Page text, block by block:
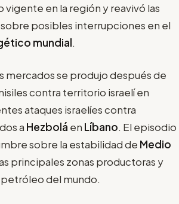
vigente en la región y reavivó las
posibles interrupciones en el
mundial.
mercados se produjo después de
contra territorio israelí en
ataques israelíes contra
a Hezbolá en Líbano. El episodio
sobre la estabilidad de Medio
principales zonas productoras y
del mundo.